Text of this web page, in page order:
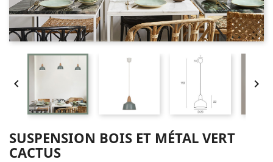
 
SUSPENSION BOIS ET MÉTAL VERT
CACTUS